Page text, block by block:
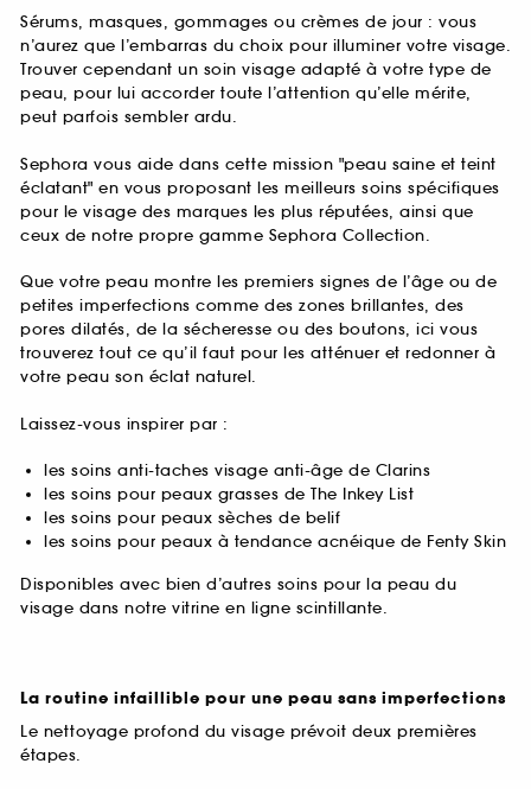
Sérums, masques, gommages ou crèmes de jour : vous
n’aurez que l’embarras du choix pour illuminer votre visage.
Trouver cependant un soin visage adapté à votre type de
peau, pour lui accorder toute l’attention qu’elle mérite,
peut parfois sembler ardu.
Sephora vous aide dans cette mission "peau saine et teint
éclatant" en vous proposant les meilleurs soins spécifiques
pour le visage des marques les plus réputées, ainsi que
ceux de notre propre gamme Sephora Collection.
Que votre peau montre les premiers signes de l’âge ou de
petites imperfections comme des zones brillantes, des
pores dilatés, de la sécheresse ou des boutons, ici vous
trouverez tout ce qu’il faut pour les atténuer et redonner à
votre peau son éclat naturel.
Laissez-vous inspirer par :
les soins anti-taches visage anti-âge de Clarins
les soins pour peaux grasses de The Inkey List
les soins pour peaux sèches de belif
les soins pour peaux à tendance acnéique de Fenty Skin
Disponibles avec bien d’autres soins pour la peau du
visage dans notre vitrine en ligne scintillante.
La routine infaillible pour une peau sans imperfections
Le nettoyage profond du visage prévoit deux premières
étapes.